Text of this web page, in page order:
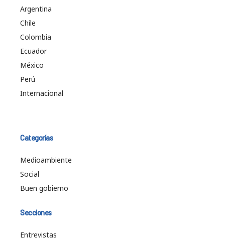
Argentina
Chile
Colombia
Ecuador
México
Perú
Internacional
Categorías
Medioambiente
Social
Buen gobierno
Secciones
Entrevistas